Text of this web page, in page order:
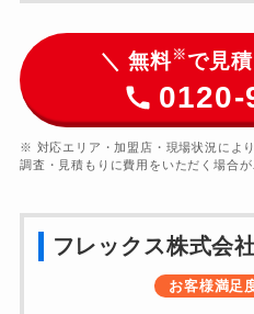
＼ 無料※で見
0120-
※ 対応エリア・加盟店・現場状況によ
調査・見積もりに費用をいただく場合が
フレックス株式会
お客様満足